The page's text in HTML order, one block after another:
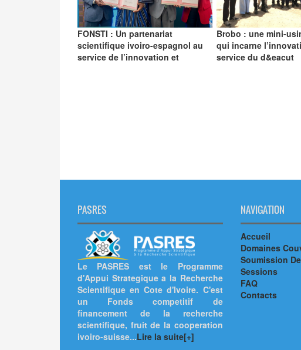
FONSTI : Un partenariat
scientifique ivoiro-espagnol au
service de l’innovation et
Brobo : une mini-
qui incarne
service du d&eacut
PASRES
Le PASRES est le Programme
d'Appui Strategique a la Recherche
Scientifique en Cote d'Ivoire. C'est
un Fonds competitif de
financement de la recherche
scientifique, fruit de la cooperation
ivoiro-suisse...Lire la suite[+]
NAVIGATION
Accueil
Domaines
Soumission
Sessions
FAQ
Contacts